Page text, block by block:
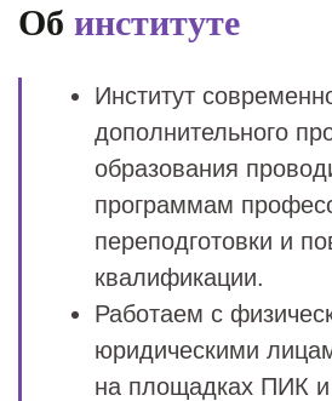
Об институте
Институт
дополнительного
образования
программам
переподготовки и
квалификации.
Работаем с
юридическими
на площадках ПИК